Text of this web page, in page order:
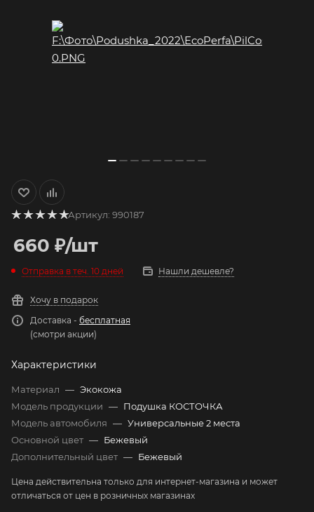
Артикул: 990187
660 ₽/шт
Отправка в теч. 10 дней Нашли дешевле?
Хочу в подарок
Доставка - бесплатная
(смотри акции)
Характеристики
Материал — Экокожа
Модель продукции — Подушка КОСТОЧКА
Модель автомобиля — Универсальные 2 места
Основной цвет — Бежевый
Дополнительный цвет — Бежевый
Цена действительна только для интернет-магазина и может
отличаться от цен в розничных магазинах